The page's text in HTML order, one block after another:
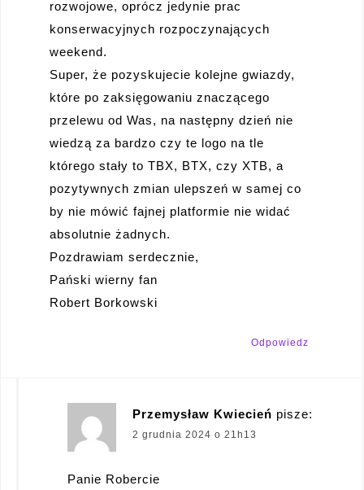
rozwojowe, oprócz jedynie prac
konserwacyjnych rozpoczynających
weekend.
Super, że pozyskujecie kolejne gwiazdy,
które po zaksięgowaniu znaczącego
przelewu od Was, na następny dzień nie
wiedzą za bardzo czy te logo na tle
którego stały to TBX, BTX, czy XTB, a
pozytywnych zmian ulepszeń w samej co
by nie mówić fajnej platformie nie widać
absolutnie żadnych.
Pozdrawiam serdecznie,
Pański wierny fan
Robert Borkowski
Odpowiedz
Przemysław Kwiecień pisze:
2 grudnia 2024 o 21h13
Panie Robercie